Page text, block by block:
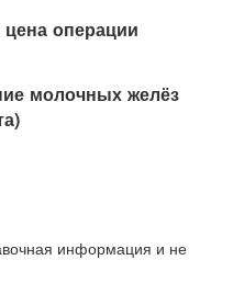
операции
молочных желёз
информация и не